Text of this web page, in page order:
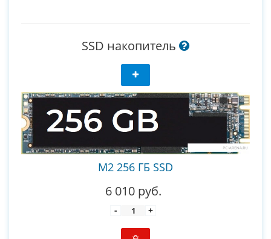
SSD накопитель
M2 256 ГБ SSD
6 010 руб.
- +